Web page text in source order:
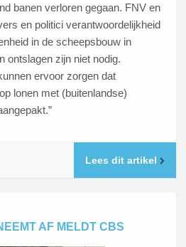
banen verloren gegaan. FNV en
en politici verantwoordelijkheid
in de scheepsbouw in
ontslagen zijn niet nodig.
ervoor zorgen dat
lonen met (buitenlandse)
Lees dit artikel
AF MELDT CBS